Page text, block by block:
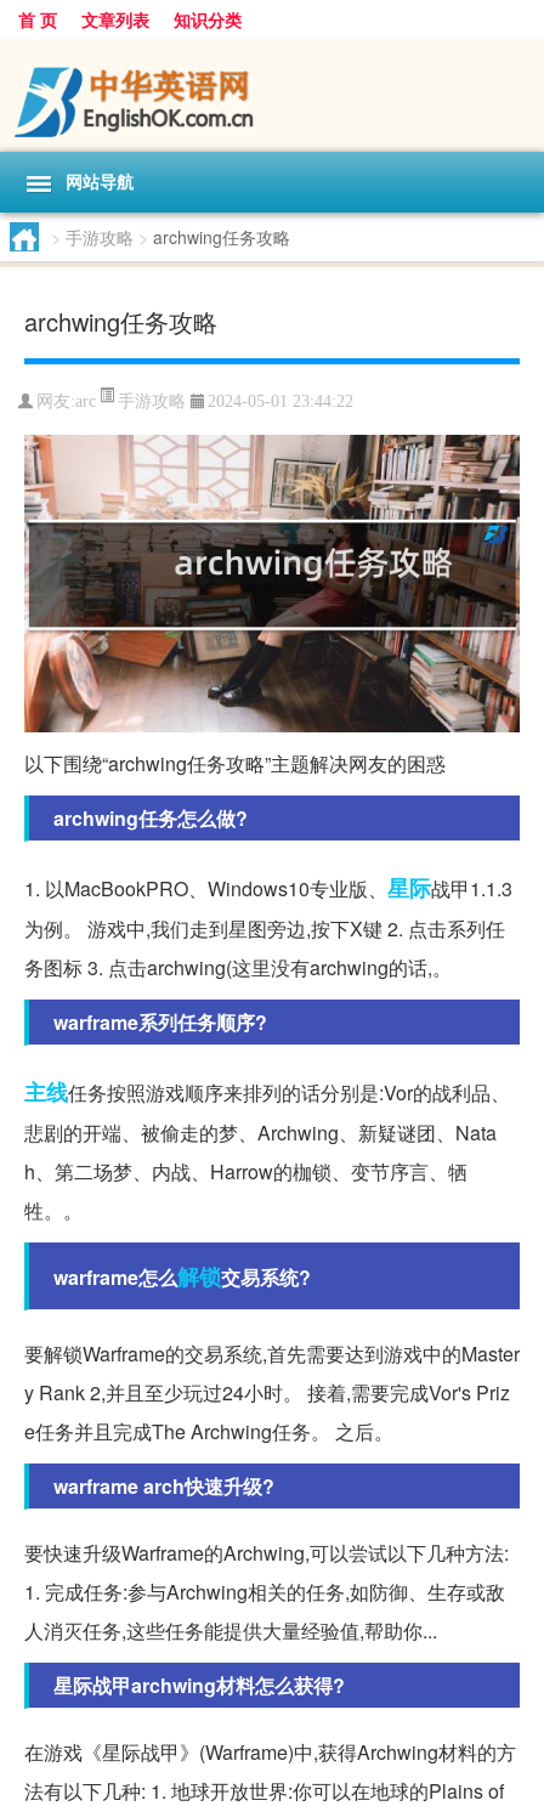
首 页 文章列表 知识分类
网站导航
> 手游攻略 > archwing任务攻略
archwing任务攻略
网友:arc 手游攻略 2024-05-01 23:44:22
以下围绕“archwing任务攻略”主题解决网友的困惑
archwing任务怎么做?
1. 以MacBookPRO、Windows10专业版、 星际战甲1.1.3
为例。 游戏中,我们走到星图旁边,按下X键 2. 点击系列任
务图标 3. 点击archwing(这里没有archwing的话,。
warframe系列任务顺序?
主线任务按照游戏顺序来排列的话分别是:Vor的战利品、
悲剧的开端、被偷走的梦、Archwing、新疑谜团、Nata
h、第二场梦、内战、Harrow的枷锁、变节序言、牺
牲。。
warframe怎么解锁交易系统?
要解锁Warframe的交易系统,首先需要达到游戏中的Master
y Rank 2,并且至少玩过24小时。 接着,需要完成Vor's Priz
e任务并且完成The Archwing任务。 之后。
warframe arch快速升级?
要快速升级Warframe的Archwing,可以尝试以下几种方法:
1. 完成任务:参与Archwing相关的任务,如防御、生存或敌
人消灭任务,这些任务能提供大量经验值,帮助你...
星际战甲archwing材料怎么获得?
在游戏《星际战甲》(Warframe)中,获得Archwing材料的方
法有以下几种: 1. 地球开放世界:你可以在地球的Plains of